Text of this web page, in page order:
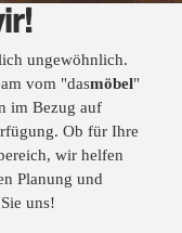
ungewöhnlich.
vom "dasmöbel"
im Bezug auf
Ob für Ihre
wir helfen
Planung und
uns!